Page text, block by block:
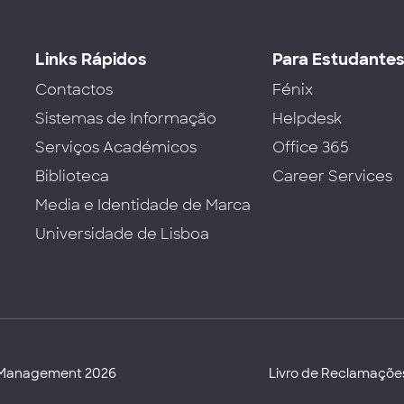
Links Rápidos
Contactos
Sistemas de Informação
Serviços Académicos
Biblioteca
Media e Identidade de Marca
Universidade de Lisboa
Para
Fénix
Helpdesk
Office 365
Career Services
2026 Livro de